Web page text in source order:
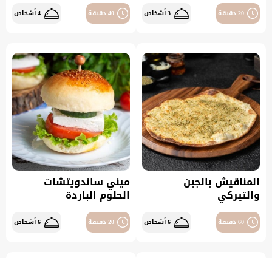
20 دقيقة 3 أشخاص 40 دقيقة 4 أشخاص
المناقيش بالجبن
والتيركي
60 دقيقة 6 أشخاص
ميني ساندويتشات
الحلوم الباردة
20 دقيقة 6 أشخاص